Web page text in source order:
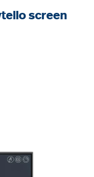
screen